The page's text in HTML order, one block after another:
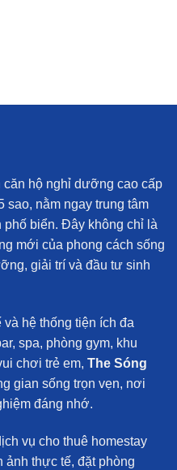
căn hộ nghỉ dưỡng cao cấp
sao, nằm ngay trung tâm
phố biển. Đây không chỉ là
mới của phong cách sống
giải trí và đầu tư sinh
hệ thống tiện ích đa
spa, phòng gym, khu
chơi trẻ em, The Sóng
gian sống trọn vẹn, nơi
đáng nhớ.
vụ cho thuê homestay
ảnh thực tế, đặt phòng